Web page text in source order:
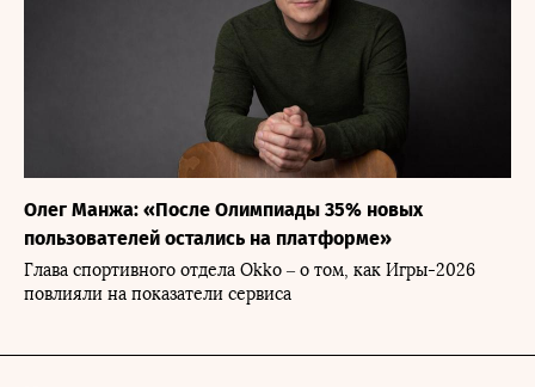
Олег Манжа: «После Олимпиады 35% новых
пользователей остались на платформе»
Глава спортивного отдела Okko – о том, как Игры-2026
повлияли на показатели сервиса